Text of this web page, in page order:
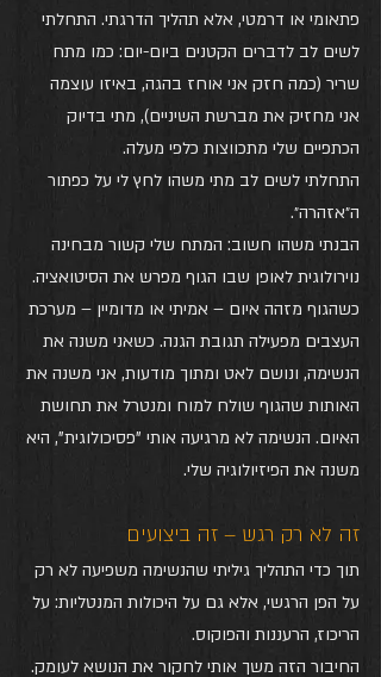
פתאומי או דרמטי, אלא תהליך הדרגתי. התחלתי
לשים לב לדברים הקטנים ביום-יום: כמו מתח
שריר (כמה חזק אני אוחז בהגה, באיזו עוצמה
אני מחזיק את מברשת השיניים), מתי בדיוק
הכתפיים שלי מתכווצות כלפי מעלה.
התחלתי לשים לב מתי משהו לחץ לי על כפתור
ה״אזהרה״.
הבנתי משהו חשוב: המתח שלי קשור מבחינה
נוירולוגית לאופן שבו הגוף מפרש את הסיטואציה.
כשהגוף מזהה איום – אמיתי או מדומיין – מערכת
העצבים מפעילה תגובת הגנה. כשאני משנה את
הנשימה, ונושם לאט ומתוך מודעות, אני משנה את
האותות שהגוף שולח למוח ומנטרל את תחושת
האיום. הנשימה לא מרגיעה אותי "פסיכולוגית", היא
משנה את הפיזיולוגיה שלי.
זה לא רק רגש – זה ביצועים
תוך כדי התהליך גיליתי שהנשימה משפיעה לא רק
על הפן הרגשי, אלא גם על היכולות המנטליות: על
הריכוז, הרעננות והפוקוס.
החיבור הזה משך אותי לחקור את הנושא לעומק.